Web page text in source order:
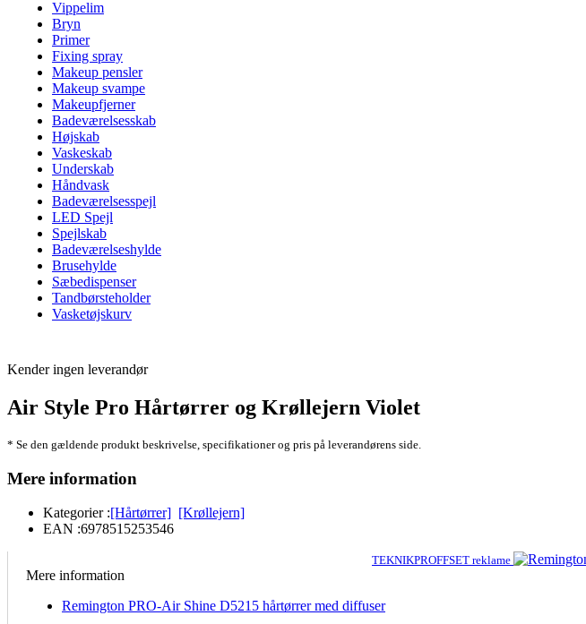
Vippelim
Bryn
Primer
Fixing spray
Makeup pensler
Makeup svampe
Makeupfjerner
Badeværelsesskab
Højskab
Vaskeskab
Underskab
Håndvask
Badeværelsesspejl
LED Spejl
Spejlskab
Badeværelseshylde
Brusehylde
Sæbedispenser
Tandbørsteholder
Vasketøjskurv
Kender ingen leverandør
Air Style Pro Hårtørrer og Krøllejern Violet
* Se den gældende produkt beskrivelse, specifikationer og pris på leverandørens side.
Mere information
Kategorier :[Hårtørrer] [Krøllejern]
EAN :6978515253546
TEKNIKPROFFSET reklame
Mere information
Remington PRO-Air Shine D5215 hårtørrer med diffuser